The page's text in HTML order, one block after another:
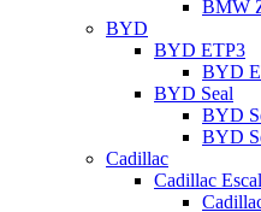
BMW
BYD
BYD ETP3
BYD
BYD Seal
BYD
BYD
Cadillac
Cadillac